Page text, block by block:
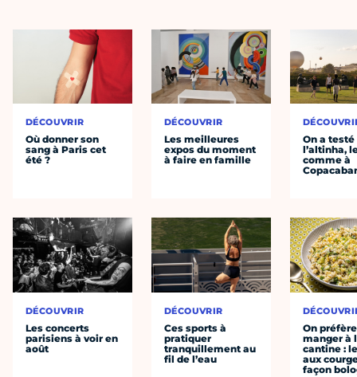
DÉCOUVRIR
Où donner son
sang à Paris cet
été ?
DÉCOUVRIR
Les concerts
parisiens à voir en
août
DÉCOUVRIR
Les meilleures
expos du moment
à faire en famille
DÉCOUVRIR
Ces sports à
pratiquer
tranquillement au
fil de l’eau
On a testé
l’altinha,
comme à
On préfère
manger à
cantine :
aux
façon